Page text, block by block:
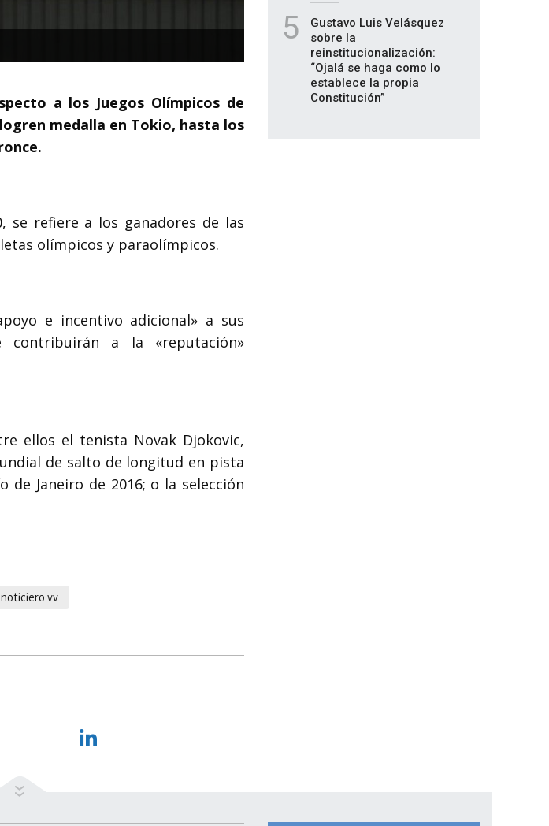
a los Juegos Olímpicos de
medalla en Tokio, hasta los
se refiere a los ganadores de las
olímpicos y paraolímpicos.
e incentivo adicional» a sus
a la «reputación»
ellos el tenista Novak Djokovic,
de salto de longitud en pista
Janeiro de 2016; o la selección
noticiero vv
5
Gustavo Luis Velásquez
sobre la
reinstitucionalización:
“Ojalá se haga como lo
establece la propia
Constitución”